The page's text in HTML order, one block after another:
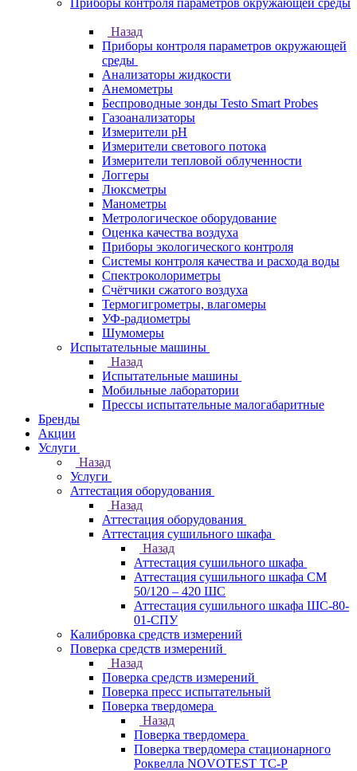
Приборы контроля параметров окружающей среды
Назад
Приборы контроля параметров окружающей
среды
Анализаторы жидкости
Анемометры
Беспроводные зонды Testo Smart Probes
Газоанализаторы
Измерители pH
Измерители светового потока
Измерители тепловой облученности
Логгеры
Люксметры
Манометры
Метрологическое оборудование
Оценка качества воздуха
Приборы экологического контроля
Системы контроля качества и расхода воды
Спектроколориметры
Счётчики сжатого воздуха
Термогигрометры, влагомеры
УФ-радиометры
Шумомеры
Испытательные машины
Назад
Испытательные машины
Мобильные лаборатории
Прессы испытательные малогабаритные
Бренды
Акции
Услуги
Назад
Услуги
Аттестация оборудования
Назад
Аттестация оборудования
Аттестация сушильного шкафа
Назад
Аттестация сушильного шкафа
Аттестация сушильного шкафа СМ
50/120 – 420 ШС
Аттестация сушильного шкафа ШС-80-
01-СПУ
Калибровка средств измерений
Поверка средств измерений
Назад
Поверка средств измерений
Поверка пресс испытательный
Поверка твердомера
Назад
Поверка твердомера
Поверка твердомера стационарного
Роквелла NOVOTEST TС-Р